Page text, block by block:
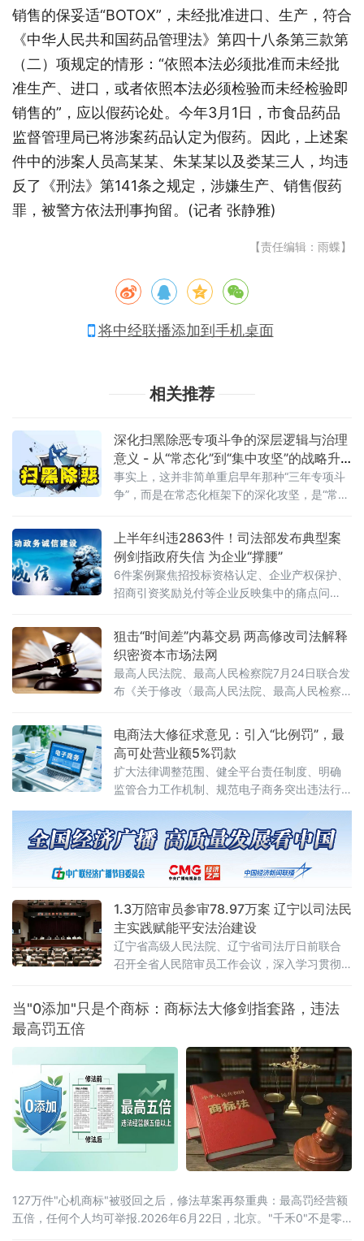
销售的保妥适“BOTOX”，未经批准进口、生产，符合
《中华人民共和国药品管理法》第四十八条第三款第
（二）项规定的情形：“依照本法必须批准而未经批
准生产、进口，或者依照本法必须检验而未经检验即
销售的”，应以假药论处。今年3月1日，市食品药品
监督管理局已将涉案药品认定为假药。因此，上述案
件中的涉案人员高某某、朱某某以及娄某三人，均违
反了《刑法》第141条之规定，涉嫌生产、销售假药
罪，被警方依法刑事拘留。(记者 张静雅)
【责任编辑：雨蝶】
将中经联播添加到手机桌面
相关推荐
深化扫黑除恶专项斗争的深层逻辑与治理
意义 - 从“常态化”到“集中攻坚”的战略升
级
事实上，这并非简单重启早年那种“三年专项斗
争”，而是在常态化框架下的深化攻坚，是“常态
强调要严格依法办事、坚持实事求是，做到“是
黑恶一个不漏、不是黑恶一个不凑”
上半年纠违2863件！司法部发布典型案
例剑指政府失信 为企业“撑腰”
6件案例聚焦招投标资格认定、企业产权保护、
招商引资奖励兑付等企业反映集中的痛点问
不当行为“亮剑”，为纵深推进全国统一大市场建
设提供了坚实的法治保障。数据显示，2026年1
至6月，全国各级行政复议机构依法履行监督职
狙击“时间差”内幕交易 两高修改司法解释
织密资本市场法网
最高人民法院、最高人民检察院7月24日联合发
布《关于修改〈最高人民法院、最高人民检察
具体应用法律若干问题的解释〉的决定》（法
释〔2026〕13号）。修改决定已分别经最高人
民法院审判委员会第1961次会议、最高人民检
察院第十四届检察委员会第七十五次会议通
过，自2026年7月27日起施行。此次修改距
2012年《关于办理内幕交易、泄
电商法大修征求意见：引入“比例罚”，最
高可处营业额5%罚款
扩大法律调整范围、健全平台责任制度、明确
监管合力工作机制、规范电子商务突出违法行
1.3万陪审员参审78.97万案 辽宁以司法民
主实践赋能平安法治建设
辽宁省高级人民法院、辽宁省司法厅日前联合
召开全省人民陪审员工作会议，深入学习贯彻
要求，系统梳理人民陪审员制度落地实施以来
的实践成效，研判当前工作推进中的重点问
作的高质量发展，为更高水平平安辽宁、法治
辽宁建设注入坚实的司法民主动能。会议第一
时间传达了辽宁省委常委、政法委书记郑艺对
全省人
当"0添加"只是个商标：商标法大修剑指套路，违法
最高罚五倍
127万件"心机商标"被驳回之后，修法草案再祭重典：最高罚经营额
五倍，任何个人均可举报.2026年6月22日，北京。"千禾0"不是零